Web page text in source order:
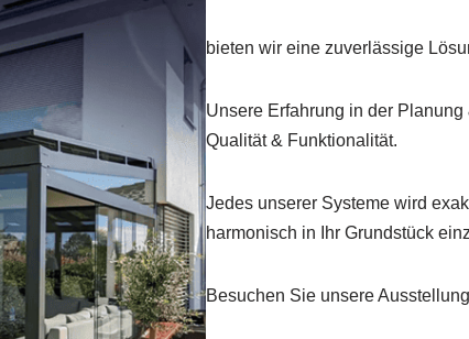
bieten wir eine zuverlässige
Unsere Erfahrung in der
Qualität & Funktionalität.
Jedes unserer Systeme wird
harmonisch in Ihr Grundstück
Besuchen Sie unsere